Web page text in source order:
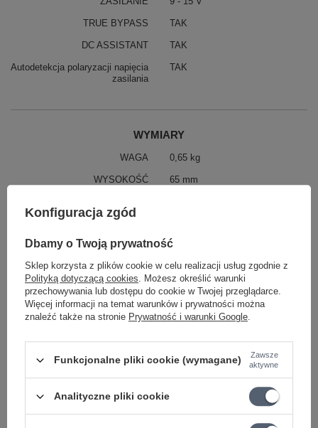
TRUE BYPASS TAK
DC ASSISTANT TAK
Autodetekcja polaryzacji napięcia
zasilania
TAK
WYMIARY
WAGA 0,65 kg
WYSOKOŚĆ 65 mm
Parametry bezpieczeństwa Parametry bezpieczeństwa
GWARANCJA PRODUCENTA NA 2 LATA
miesięcy od daty zakupu. Skontaktuj się ze sklepem za
zamówić kuriera który
odbierze sprzęt z Twojego domu.
Może potrzebujesz tego do gitary
Konfiguracja zgód
Dbamy o Twoją prywatność
Sklep korzysta z plików cookie w celu realizacji usług zgodnie z
Polityką dotyczącą cookies. Możesz określić warunki
przechowywania lub dostępu do cookie w Twojej przeglądarce.
Więcej informacji na temat warunków i prywatności można
znaleźć także na stronie Prywatność i warunki Google.
Funkcjonalne pliki cookie (wymagane)
Zawsze
aktywne
Analityczne pliki cookie